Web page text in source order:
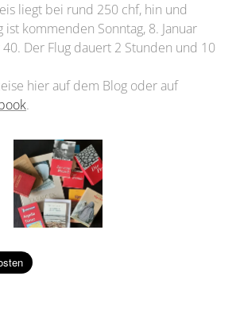
liegt bei rund 250 chf, hin und
kommenden Sonntag, 8. Januar
Der Flug dauert 2 Stunden und 10
hier auf dem Blog oder auf
.